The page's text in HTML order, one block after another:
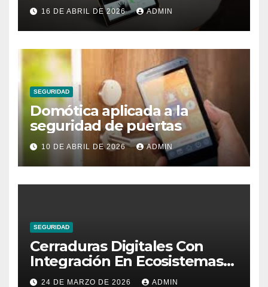
16 DE ABRIL DE 2026 ADMIN
SEGURIDAD
Domótica aplicada a la
seguridad de puertas
10 DE ABRIL DE 2026 ADMIN
SEGURIDAD
Cerraduras Digitales Con
Integración En Ecosistemas
Domóticos
24 DE MARZO DE 2026 ADMIN